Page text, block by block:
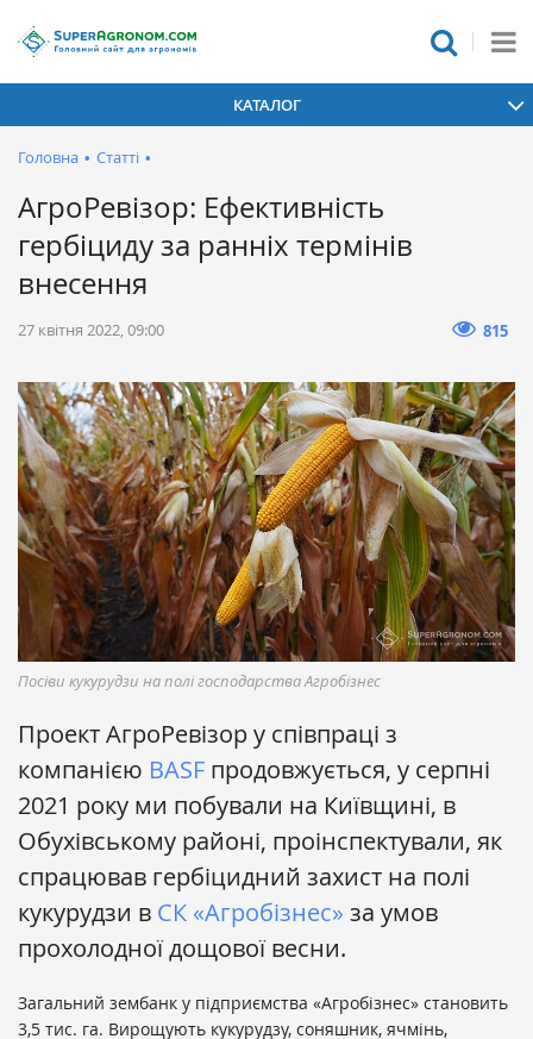
КАТАЛОГ
Головна • Статті •
АгроРевізор: Ефективність
гербіциду за ранніх термінів
внесення
27 квітня 2022, 09:00 815
Посіви кукурудзи на полі господарства Агробізнес
Проект АгроРевізор у співпраці з
компанією BASF продовжується, у серпні
2021 року ми побували на Київщині, в
Обухівському районі, проінспектували, як
спрацював гербіцидний захист на полі
кукурудзи в СК «Агробізнес» за умов
прохолодної дощової весни.
Загальний зембанк у підприємства «Агробізнес» становить
3,5 тис. га. Вирощують кукурудзу, соняшник, ячмінь,